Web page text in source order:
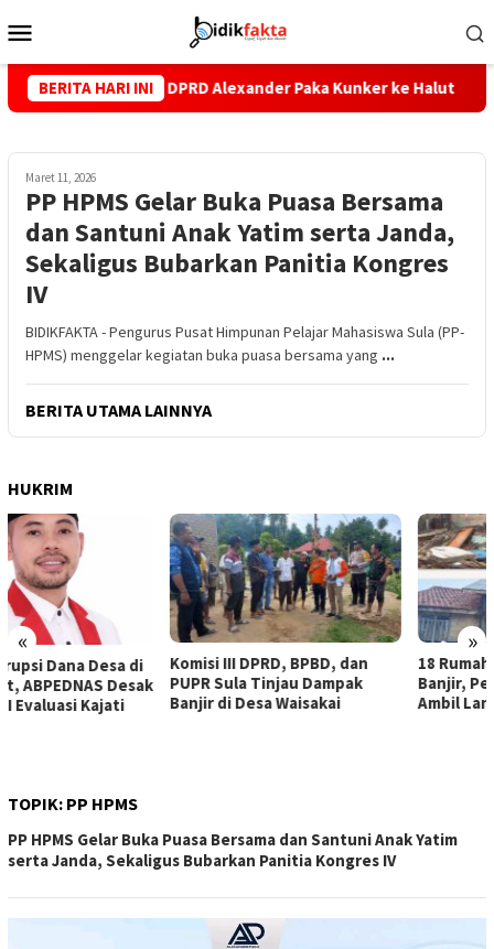
ke
Mobile
BERITA HARI INI
DPRD Alexander Paka Kunker ke Halut
Maret 11, 2026
PP HPMS Gelar Buka Puasa Bersama
dan Santuni Anak Yatim serta Janda,
Sekaligus Bubarkan Panitia Kongres
IV
BIDIKFAKTA - Pengurus Pusat Himpunan Pelajar Mahasiswa Sula (PP-
HPMS) menggelar kegiatan buka puasa bersama yang ...
BERITA UTAMA LAINNYA
HUKRIM
« »
Komisi III DPRD, BPBD, dan
PUPR Sula Tinjau Dampak
Banjir di Desa Waisakai
18 Rumah Warga Terendam
Banjir, Pemda Sula Diminta
Ambil Langkah
TOPIK: PP HPMS
PP HPMS Gelar Buka Puasa Bersama dan Santuni Anak Yatim
serta Janda, Sekaligus Bubarkan Panitia Kongres IV